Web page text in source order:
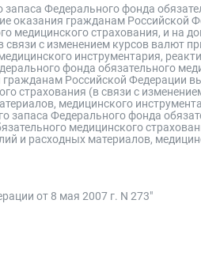
Федерального фонда
оказания гражданам Российской
страхования, и на
с изменением курсов валют
инструментария,
фонда обязательного
Российской Федерации
страхования (в связи с
медицинского
запаса Федерального фонда
медицинского
и расходных материалов,
от 8 мая 2007 г. N 273"